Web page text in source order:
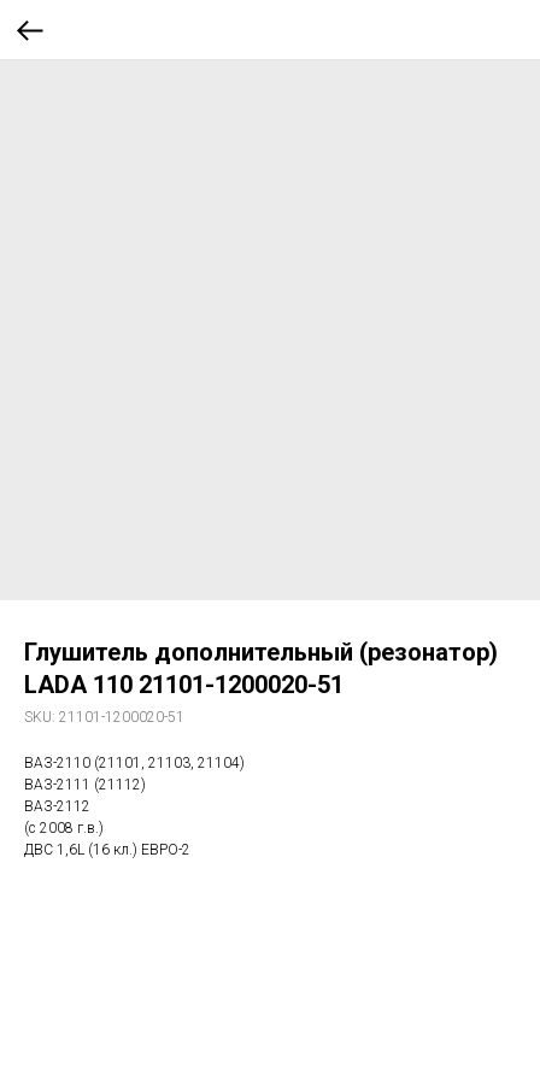
Глушитель дополнительный (резонатор)
LADA 110 21101-1200020-51
SKU: 21101-1200020-51
ВАЗ-2110 (21101, 21103, 21104)
ВАЗ-2111 (21112)
ВАЗ-2112
(с 2008 г.в.)
ДВС 1,6L (16 кл.) ЕВРО-2